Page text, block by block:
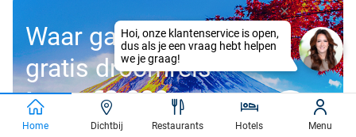
Waar gaat jouw
gratis droomreis
t.w.v. €3.000
Home Dichtbij Restaurants Hotels Menu